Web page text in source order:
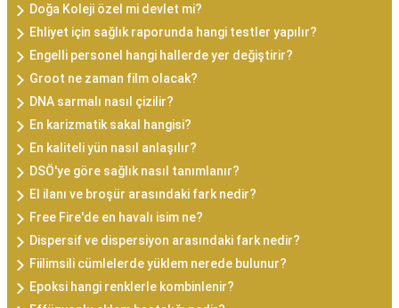
Doğa Koleji özel mi devlet mi?
Ehliyet için sağlık raporunda hangi testler yapılır?
Engelli personel hangi hallerde yer değiştirir?
Groot ne zaman film olacak?
DNA sarmalı nasıl çizilir?
En karizmatik sakal hangisi?
En kaliteli yün nasıl anlaşılır?
DSÖ'ye göre sağlık nasıl tanımlanır?
El ilanı ve broşür arasındaki fark nedir?
Free Fire'de en havalı isim ne?
Dispersif ve dispersiyon arasındaki fark nedir?
Fiilimsili cümlelerde yüklem nerede bulunur?
Epoksi hangi renklerle kombinlenir?